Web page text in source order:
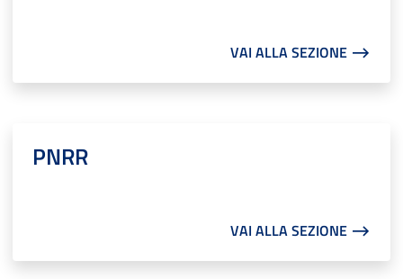
VAI ALLA SEZIONE ⟶
PNRR
VAI ALLA SEZIONE ⟶